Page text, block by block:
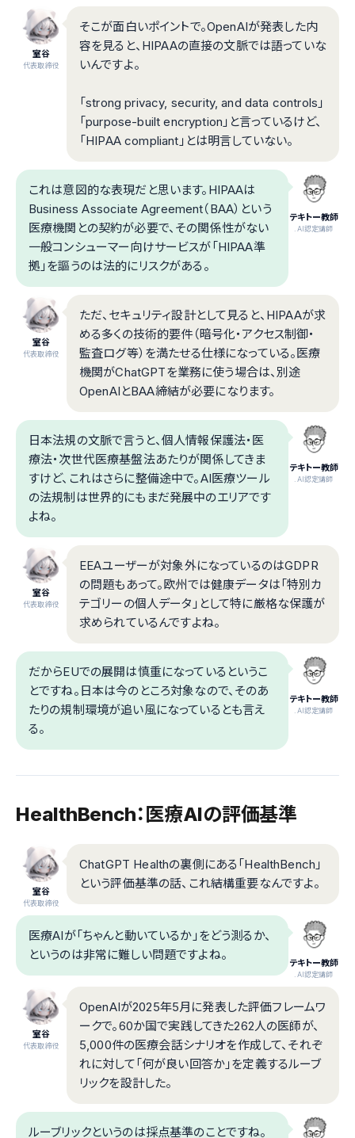
室谷
代表取締役
そこが面白いポイントで。OpenAIが発表した内
容を見ると、HIPAAの直接の文脈では語っていな
いんですよ。
「strong privacy, security, and data controls」
「purpose-built encryption」と言っているけど、
「HIPAA compliant」とは明言していない。
テキトー教師
.AI認定講師
これは意図的な表現だと思います。HIPAAは
Business Associate Agreement（BAA）という
医療機関との契約が必要で、その関係性がない
一般コンシューマー向けサービスが「HIPAA準
拠」を謳うのは法的にリスクがある。
室谷
代表取締役
ただ、セキュリティ設計として見ると、HIPAAが求
める多くの技術的要件（暗号化・アクセス制御・
監査ログ等）を満たせる仕様になっている。医療
機関がChatGPTを業務に使う場合は、別途
OpenAIとBAA締結が必要になります。
テキトー教師
.AI認定講師
日本法規の文脈で言うと、個人情報保護法・医
療法・次世代医療基盤法あたりが関係してきま
すけど、これはさらに整備途中で。AI医療ツール
の法規制は世界的にもまだ発展中のエリアです
よね。
室谷
代表取締役
EEAユーザーが対象外になっているのはGDPR
の問題もあって。欧州では健康データは「特別カ
テゴリーの個人データ」として特に厳格な保護が
求められているんですよね。
テキトー教師
.AI認定講師
だからEUでの展開は慎重になっているというこ
とですね。日本は今のところ対象なので、そのあ
たりの規制環境が追い風になっているとも言え
る。
HealthBench：医療AIの評価基準
室谷
代表取締役
ChatGPT Healthの裏側にある「HealthBench」
という評価基準の話、これ結構重要なんですよ。
テキトー教師
.AI認定講師
医療AIが「ちゃんと動いているか」をどう測るか、
というのは非常に難しい問題ですよね。
室谷
代表取締役
OpenAIが2025年5月に発表した評価フレームワ
ークで。60か国で実践してきた262人の医師が、
5,000件の医療会話シナリオを作成して、それぞ
れに対して「何が良い回答か」を定義するルーブ
リックを設計した。
ルーブリックというのは採点基準のことですね。